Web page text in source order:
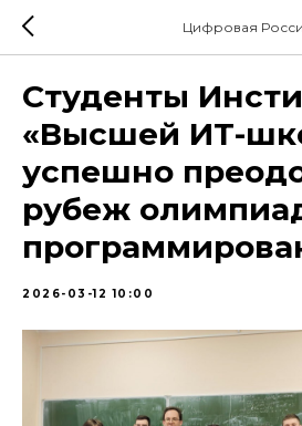
Цифровая
Студенты
«Высшей ИТ-
успешно
рубеж
2026-03-12 10:00